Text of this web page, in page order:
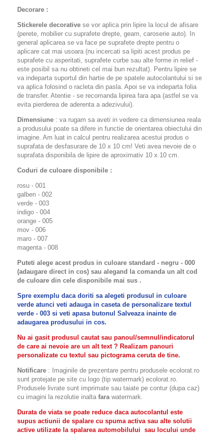
Decorare :
Stickerele decorative se vor aplica prin lipire la locul de afisare
(perete, mobilier cu suprafete drepte, geam, caroserie auto). In
general aplicarea se va face pe suprafete drepte pentru o
aplicare cat mai usoara (nu incercati sa lipiti acest produs pe
suprafete cu asperitati, suprafete curbe sau alte forme in relief -
este posibil sa nu obtineti cel mai bun rezultat). Pentru lipire se
va indeparta suportul din hartie de pe spatele autocolantului si se
va aplica folosind o racleta din pasla. Apoi se va indeparta folia
de transfer. Atentie - se recomanda lipirea fara apa (astfel se va
evita pierderea de aderenta a adezivului).
Dimensiune : va rugam sa aveti in vedere ca dimensiunea reala
a produsului poate sa difere in functie de orientarea obiectului din
imagine. Am luat in calcul pentru realizarea acestui produs o
suprafata de desfasurare de 10 x 10 cm! Veti avea nevoie de o
suprafata disponibila de lipire de aproximativ 10 x 10 cm.
Coduri de culoare disponibile :
rosu - 001
galben - 002
verde - 003
indigo - 004
orange - 005
mov - 006
maro - 007
magenta - 008
Puteti alege acest produs in culoare standard - negru - 000
(adaugare direct in cos) sau alegand la comanda un alt cod
de culoare din cele disponibile mai sus .
Spre exemplu daca doriti sa alegeti produsul in culoare
verde atunci veti adauga in caseta de personalizare textul
verde - 003 si veti apasa butonul Salveaza inainte de
adaugarea produsului in cos.
Nu ai gasit produsul cautat sau panoul/semnul/indicatorul
de care ai nevoie are un alt text ? Realizam panouri
personalizate cu textul sau pictograma ceruta de tine.
Notificare : Imaginile de prezentare pentru produsele ecolorat.ro
sunt protejate pe site cu logo (tip watermark) ecolorat.ro.
Produsele livrate sunt imprimate sau taiate pe contur (dupa caz)
cu imagini la rezolutie inalta fara watermark.
Durata de viata se poate reduce daca autocolantul este
supus actiunii de spalare cu spuma activa sau alte solutii
active utilizate la spalarea automobilului sau locului unde